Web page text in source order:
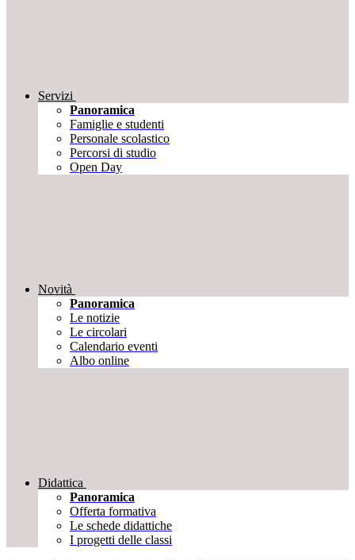
Servizi
Panoramica
Famiglie e studenti
Personale scolastico
Percorsi di studio
Open Day
Novità
Panoramica
Le notizie
Le circolari
Calendario eventi
Albo online
Didattica
Panoramica
Offerta formativa
Le schede didattiche
I progetti delle classi